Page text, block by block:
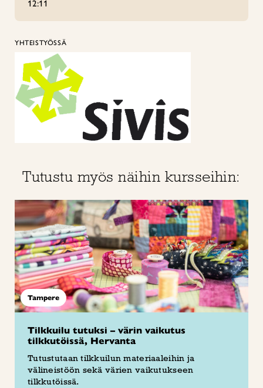
12:11
YHTEISTYÖSSÄ
Tutustu myös näihin kursseihin:
Tampere
Tilkkuilu tutuksi – värin vaikutus
tilkkutöissä, Hervanta
Tutustutaan tilkkuilun materiaaleihin ja
välineistöön sekä värien vaikutukseen
tilkkutöissä.